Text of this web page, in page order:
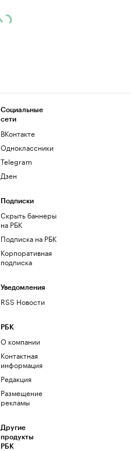
Социальные
сети
ВКонтакте
Одноклассники
Telegram
Дзен
Подписки
Скрыть баннеры
на РБК
Подписка на РБК
Корпоративная
подписка
Уведомления
RSS Новости
РБК
О компании
Контактная
информация
Редакция
Размещение
рекламы
Другие
продукты
РБК